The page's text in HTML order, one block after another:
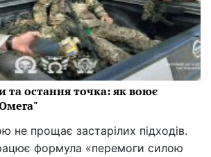
та остання точка: як воює
не прощає застарілих підходів.
формула «перемоги силою